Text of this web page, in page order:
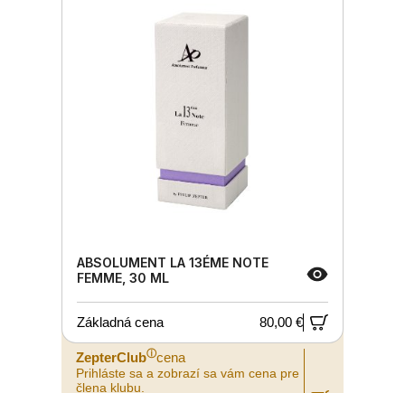
ABSOLUMENT LA 13ÉME NOTE
FEMME, 30 ML
Základná cena 80,00 €
ZepterClubⓘcena
Prihláste sa a zobrazí sa vám cena pre
člena klubu.